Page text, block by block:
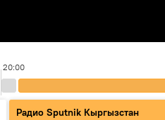
20:00
Радио Sputnik Кыргызстан